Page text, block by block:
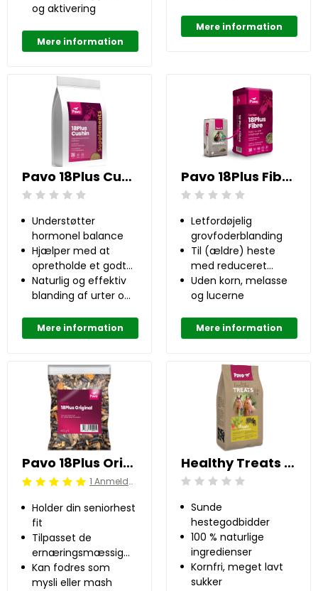
og aktivering
Mere information
Mere information
Pavo 18Plus Cushin 1 kg
Beoordeling: 0/5
Understøtter
hormonel balance
Hjælper med at
opretholde et godt
immunforsvar
Naturlig og effektiv
blanding af urter og
ingredienser
Mere information
Pavo 18Plus Fibre 12 kg
Beoordeling: 0/5
Letfordøjelig
grovfoderblanding
Til (ældre) heste
med reduceret
tyggefunktion
Uden korn, melasse
og lucerne
Mere information
Pavo 18Plus Original 0.4 kg
Beoordeling: 5/5 1 Anmeldelser
Holder din seniorhest
fit
Tilpasset de
ernæringsmæssige
behov hos ældre
heste
Kan fodres som
mysli eller mash
Healthy Treats - æble 1 kg
Beoordeling: 0/5
Sunde
hestegodbidder
100 % naturlige
ingredienser
Kornfri, meget lavt
sukker